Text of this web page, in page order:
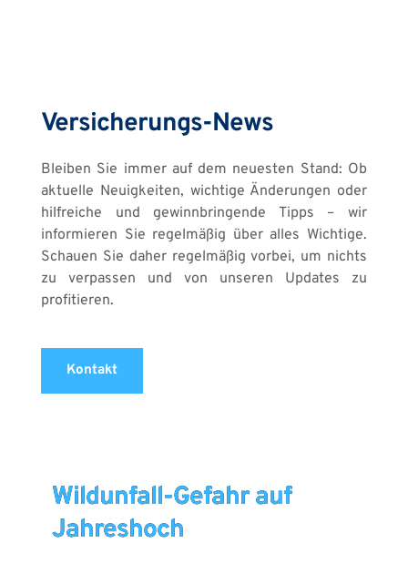
Versicherungs-News
Bleiben Sie immer auf dem neuesten Stand: Ob
aktuelle Neuigkeiten, wichtige Änderungen oder
hilfreiche und gewinnbringende Tipps – wir
informieren Sie regelmäßig über alles Wichtige.
Schauen Sie daher regelmäßig vorbei, um nichts
zu verpassen und von unseren Updates zu
profitieren.
Kontakt
Wildunfall-Gefahr auf
Jahreshoch